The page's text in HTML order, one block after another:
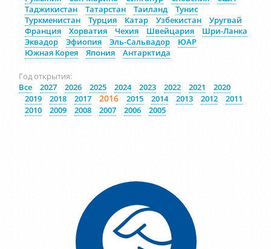
Таджикистан
Татарстан Таиланд
Тунис
Туркменистан
Турция Катар Узбекистан
Уругвай
Франция
Хорватия Чехия Швейцария
Шри-Ланка
Эквадор
Эфиопия Эль-Сальвадор
ЮАР
Южная Корея
Япония Антарктида
Год открытия:
Все
2027 2026 2025 2024 2023 2022 2021
2020
2019
2018 2017 2016 2015 2014 2013 2012
2011
2010
2009 2008 2007 2006 2005